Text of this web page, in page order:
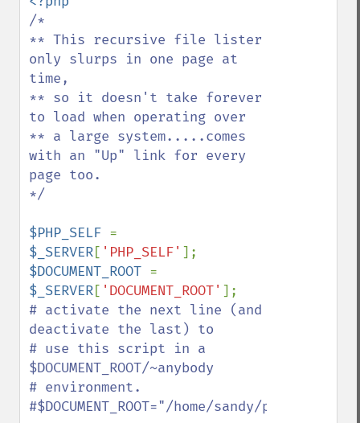
/*
** This recursive file lister
only slurps in one page at
time,
** so it doesn't take forever
to load when operating over
** a large system.....comes
with an "Up" link for every
page too.
*/
$PHP_SELF
$_SERVER[ 'PHP_SELF'
$DOCUMENT_ROOT
$_SERVER[ 'DOCUMENT_ROOT'
# activate the next line (and
deactivate the last) to
# use this script in a
$DOCUMENT_ROOT/~anybody
# environment.
#$DOCUMENT_ROOT="/home/sandy/